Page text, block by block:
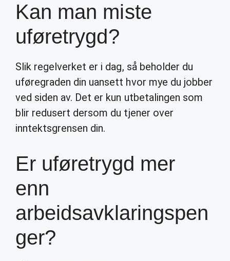
Kan man miste
uføretrygd?
Slik regelverket er i dag, så beholder du
uføregraden din uansett hvor mye du jobber
ved siden av. Det er kun utbetalingen som
blir redusert dersom du tjener over
inntektsgrensen din.
Er uføretrygd mer
enn
arbeidsavklaringspen
ger?